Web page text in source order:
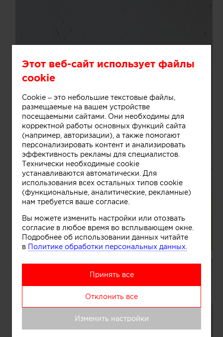
Этот веб-сайт использует файлы
cookie
Cookie – это небольшие текстовые файлы,
размещаемые на вашем устройстве
посещаемыми сайтами. Они необходимы для
корректной работы основных функций сайта
(например, авторизации), а также помогают
персонализировать контент и анализировать
эффективность рекламы для специалистов.
Технически необходимые cookie
устанавливаются автоматически. Для
использования всех остальных типов cookie
(функциональные, аналитические, рекламные)
нам требуется ваше согласие.
Вы можете изменить настройки или отозвать
согласие в любое время во всплывающем окне.
Подробнее об использовании данных читайте
в Политике обработки персональных данных.
Принять все
Отклонить все
Изменить настройки